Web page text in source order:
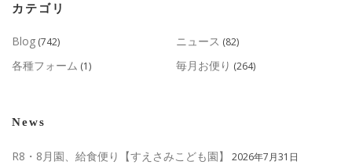
カテゴリ
Blog (742) ニュース (82)
各種フォーム (1) 毎月お便り (264)
News
R8・8月園、給食便り【すえさみこども園】 2026年7月31日